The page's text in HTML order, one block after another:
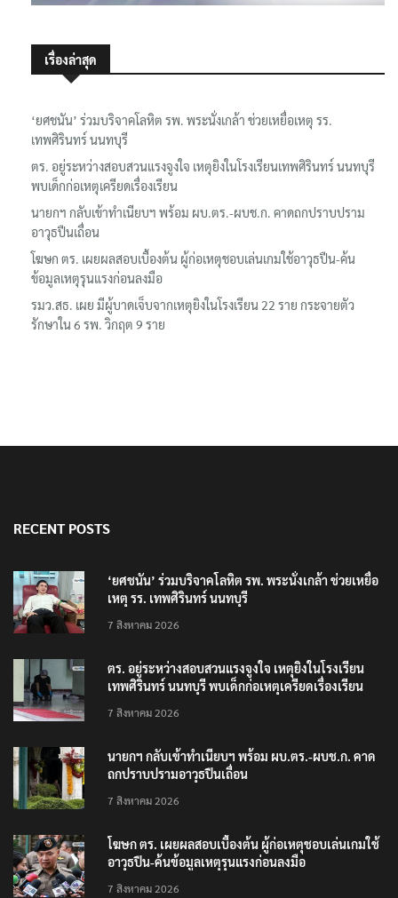
เรื่องล่าสุด
‘ยศชนัน’ ร่วมบริจาคโลหิต รพ. พระนั่งเกล้า ช่วยเหยื่อเหตุ รร.
เทพศิรินทร์ นนทบุรี
ตร. อยู่ระหว่างสอบสวนแรงจูงใจ เหตุยิงในโรงเรียนเทพศิรินทร์ นนทบุรี
พบเด็กก่อเหตุเครียดเรื่องเรียน
นายกฯ กลับเข้าทำเนียบฯ พร้อม ผบ.ตร.-ผบช.ก. คาดถกปราบปราม
อาวุธปืนเถื่อน
โฆษก ตร. เผยผลสอบเบื้องต้น ผู้ก่อเหตุชอบเล่นเกมใช้อาวุธปืน-ค้น
ข้อมูลเหตุรุนแรงก่อนลงมือ
รมว.สธ. เผย มีผู้บาดเจ็บจากเหตุยิงในโรงเรียน 22 ราย กระจายตัว
รักษาใน 6 รพ. วิกฤต 9 ราย
RECENT POSTS
‘ยศชนัน’ ร่วมบริจาคโลหิต รพ. พระนั่งเกล้า ช่วยเหยื่อ
เหตุ รร. เทพศิรินทร์ นนทบุรี
7 สิงหาคม 2026
ตร. อยู่ระหว่างสอบสวนแรงจูงใจ เหตุยิงในโรงเรียน
เทพศิรินทร์ นนทบุรี พบเด็กก่อเหตุเครียดเรื่องเรียน
7 สิงหาคม 2026
นายกฯ กลับเข้าทำเนียบฯ พร้อม ผบ.ตร.-ผบช.ก. คาด
ถกปราบปรามอาวุธปืนเถื่อน
7 สิงหาคม 2026
โฆษก ตร. เผยผลสอบเบื้องต้น ผู้ก่อเหตุชอบเล่นเกมใช้
อาวุธปืน-ค้นข้อมูลเหตุรุนแรงก่อนลงมือ
7 สิงหาคม 2026